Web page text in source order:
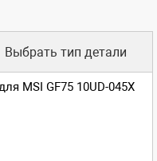
Выбрать тип детали
MSI GF75 10UD-045X